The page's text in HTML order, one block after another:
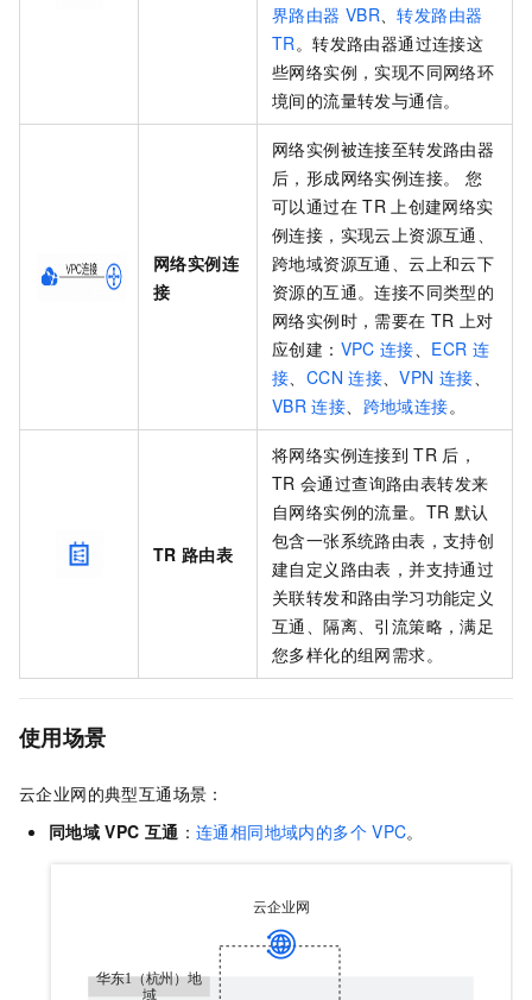
界路由器 VBR、转发路由器
TR。转发路由器通过连接这
些网络实例，实现不同网络环
境间的流量转发与通信。
网络实例连
接
网络实例被连接至转发路由器
后，形成网络实例连接。 您
可以通过在 TR 上创建网络实
例连接，实现云上资源互通、
跨地域资源互通、云上和云下
资源的互通。连接不同类型的
网络实例时，需要在 TR 上对
应创建： VPC 连接、 ECR 连
接、 CCN 连接、VPN 连接、
VBR 连接、 跨地域连接。
TR 路由表
将网络实例连接到 TR 后，
TR 会通过查询路由表转发来
自网络实例的流量。TR 默认
包含一张系统路由表，支持创
建自定义路由表，并支持通过
关联转发和路由学习功能定义
互通、隔离、引流策略，满足
您多样化的组网需求。
使用场景
云企业网的典型互通场景：
同地域 VPC 互通 ： 连通相同地域内的多个 VPC。